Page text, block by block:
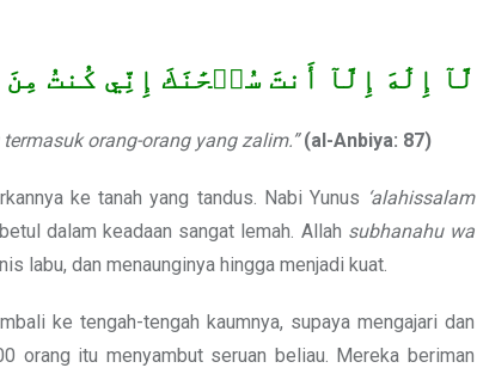
لَّآ إِلَٰهَ إِلَّآ أَنتَ سُبۡحَٰنَكَ إِنِّي كُنتُ مِنَ
orang-orang yang zalim.”(al-Anbiya: 87)
ke tanah yang tandus. Nabi Yunus ‘alahissalam
dalam keadaan sangat lemah. Allah subhanahu wa
labu, dan menaunginya hingga menjadi kuat.
ke tengah-tengah kaumnya, supaya mengajari dan
orang itu menyambut seruan beliau. Mereka beriman